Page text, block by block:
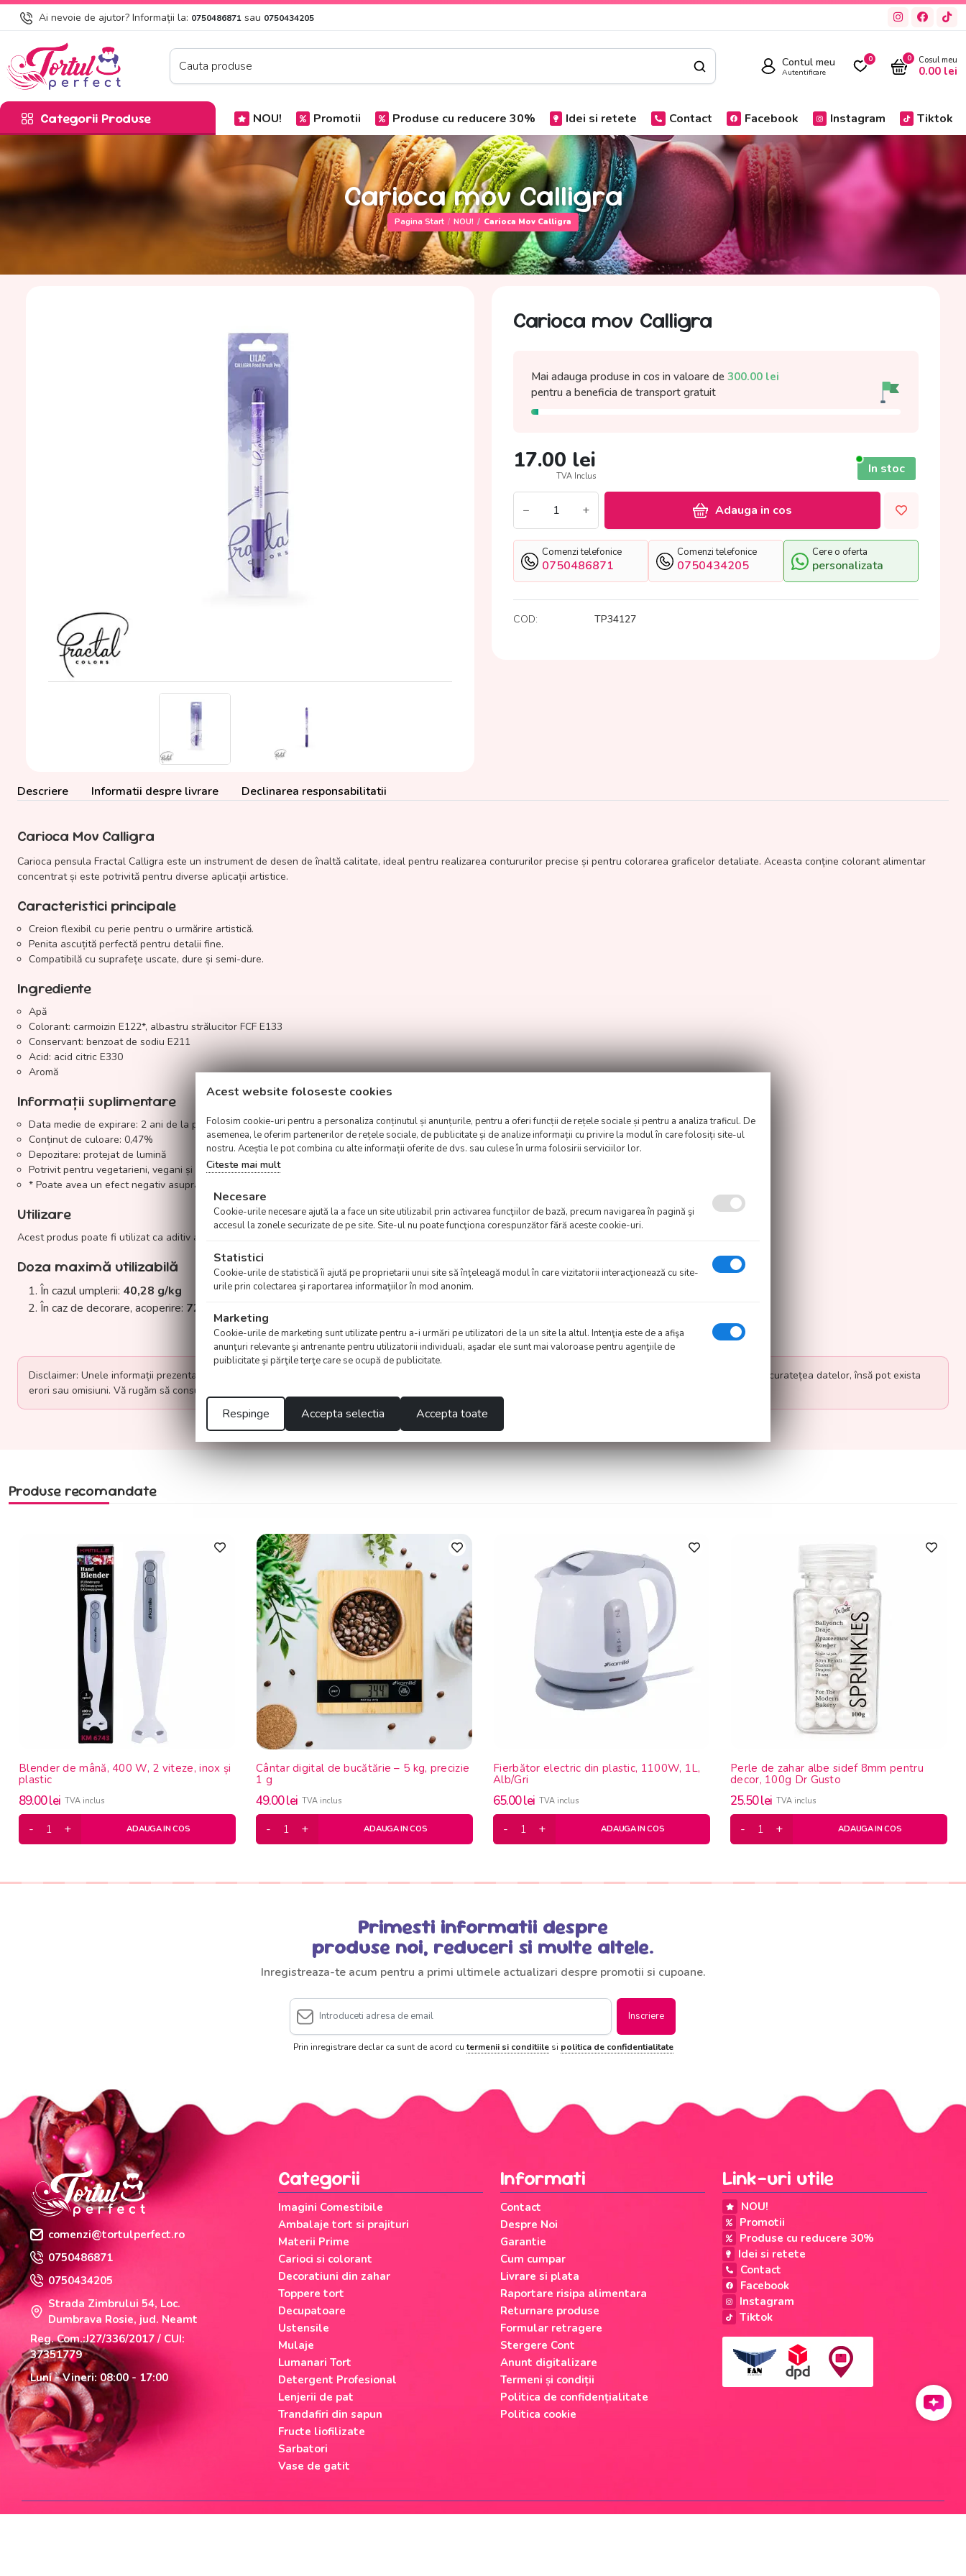
Ai nevoie de ajutor? Informații la: 0750486871 sau 0750434205
Contul meu
Autentificare
0 0 Cosul meu
0.00 lei
Categorii Produse NOU! Promotii Produse cu reducere 30% Idei si retete Contact Facebook Instagram Tiktok
Carioca mov Calligra
Pagina Start NOU! Carioca Mov Calligra
Carioca mov Calligra
Mai adauga produse in cos in valoare de 300.00 lei
pentru a beneficia de transport gratuit
17.00 lei
TVA Inclus In stoc
− + Adauga in cos
Comenzi telefonice
0750486871
Comenzi telefonice
0750434205
Cere o oferta
personalizata
COD: TP34127
Descriere Informatii despre livrare Declinarea responsabilitatii
Carioca Mov Calligra
Carioca pensula Fractal Calligra este un instrument de desen de înaltă calitate, ideal pentru realizarea contururilor precise și pentru colorarea graficelor detaliate. Aceasta conține colorant alimentar
concentrat și este potrivită pentru diverse aplicații artistice.
Caracteristici principale
Creion flexibil cu perie pentru o urmărire artistică.
Penita ascuțită perfectă pentru detalii fine.
Compatibilă cu suprafețe uscate, dure și semi-dure.
Ingrediente
Apă
Colorant: carmoizin E122*, albastru strălucitor FCF E133
Conservant: benzoat de sodiu E211
Acid: acid citric E330
Aromă
Informații suplimentare
Data medie de expirare: 2 ani de la producție
Conținut de culoare: 0,47%
Depozitare: protejat de lumină
Potrivit pentru vegetarieni, vegani și Halal
* Poate avea un efect negativ asupra activității și atenției la copii.
Utilizare
Acest produs poate fi utilizat ca aditiv alimentar.
Doza maximă utilizabilă
În cazul umplerii: 40,28 g/kg
În caz de decorare, acoperire: 72,7 g/kg
Disclaimer: Unele informații prezentate pe această pagină au fost generate sau completate cu ajutorul inteligenței artificiale. Depunem eforturi pentru a verifica acuratețea datelor, însă pot exista
erori sau omisiuni. Vă rugăm să consultați surse oficiale sau să ne contactați pentru clarificări înainte de a lua decizii bazate pe aceste informații.
Produse recomandate
Blender de mână, 400 W, 2 viteze, inox și
plastic
89.00lei TVA inclus
ADAUGA IN COS
Cântar digital de bucătărie – 5 kg, precizie
1 g
49.00lei TVA inclus
ADAUGA IN COS
Fierbător electric din plastic, 1100W, 1L,
Alb/Gri
65.00lei TVA inclus
ADAUGA IN COS
Perle de zahar albe sidef 8mm pentru
decor, 100g Dr Gusto
25.50lei TVA inclus
ADAUGA IN COS
Primesti informatii despre
produse noi, reduceri si multe altele.
Inregistreaza-te acum pentru a primi ultimele actualizari despre promotii si cupoane.
Inscriere
Prin inregistrare declar ca sunt de acord cutermenii si conditiilesi politica de confidentialitate
comenzi@tortulperfect.ro
0750486871
0750434205
Strada Zimbrului 54, Loc.
Dumbrava Rosie, jud. Neamt
Reg. Com.:J27/336/2017 / CUI:
37351779
Luni - Vineri: 08:00 - 17:00
Categorii
Imagini Comestibile
Ambalaje tort si prajituri
Materii Prime
Carioci si colorant
Decoratiuni din zahar
Toppere tort
Decupatoare
Ustensile
Mulaje
Lumanari Tort
Detergent Profesional
Lenjerii de pat
Trandafiri din sapun
Fructe liofilizate
Sarbatori
Vase de gatit
Informati
Contact
Despre Noi
Garantie
Cum cumpar
Livrare si plata
Raportare risipa alimentara
Returnare produse
Formular retragere
Stergere Cont
Anunt digitalizare
Termeni și condiții
Politica de confidențialitate
Politica cookie
Link-uri utile
NOU!
Promotii
Produse cu reducere 30%
Idei si retete
Contact
Facebook
Instagram
Tiktok
Acest website foloseste cookies
Folosim cookie-uri pentru a personaliza conținutul și anunțurile, pentru a oferi funcții de rețele sociale și pentru a analiza traficul. De
asemenea, le oferim partenerilor de rețele sociale, de publicitate și de analize informații cu privire la modul în care folosiți site-ul
nostru. Aceștia le pot combina cu alte informații oferite de dvs. sau culese în urma folosirii serviciilor lor.
Citeste mai mult
Necesare
Cookie-urile necesare ajută la a face un site utilizabil prin activarea funcţiilor de bază, precum navigarea în pagină şi
accesul la zonele securizate de pe site. Site-ul nu poate funcţiona corespunzător fără aceste cookie-uri.
Statistici
Cookie-urile de statistică îi ajută pe proprietarii unui site să înţeleagă modul în care vizitatorii interacţionează cu site-
urile prin colectarea şi raportarea informaţiilor în mod anonim.
Marketing
Cookie-urile de marketing sunt utilizate pentru a-i urmări pe utilizatori de la un site la altul. Intenţia este de a afişa
anunţuri relevante şi antrenante pentru utilizatorii individuali, aşadar ele sunt mai valoroase pentru agenţiile de
puiblicitate şi părţile terţe care se ocupă de publicitate.
Respinge Accepta selectia Accepta toate